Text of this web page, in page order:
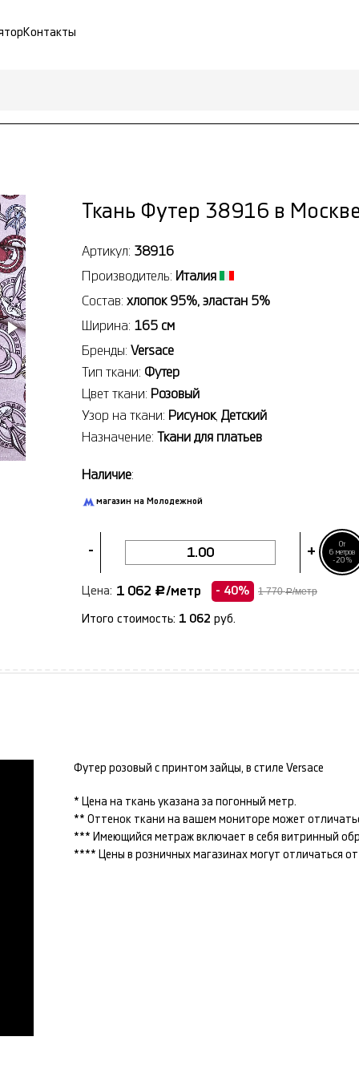
Контакты
Ткань Футер 38916 в
Артикул: 38916
Производитель: Италия
Состав: хлопок 95%, эластан 5%
Ширина: 165 см
Бренды: Versace
Тип ткани: Футер
Цвет ткани: Розовый
Узор на ткани: Рисунок, Детский
Назначение: Ткани для платьев
Наличие:
магазин на Молодежной
- +
От
6 метров
-20%
Цена: 1 062 Р/метр - 40% 1 770 Р/метр
Итого стоимость: 1 062 руб.
Футер розовый с принтом зайцы, в стиле Versace
* Цена на ткань указана за погонный метр.
** Оттенок ткани на вашем мониторе может
*** Имеющийся метраж включает в себя витринный
**** Цены в розничных магазинах могут отличаться